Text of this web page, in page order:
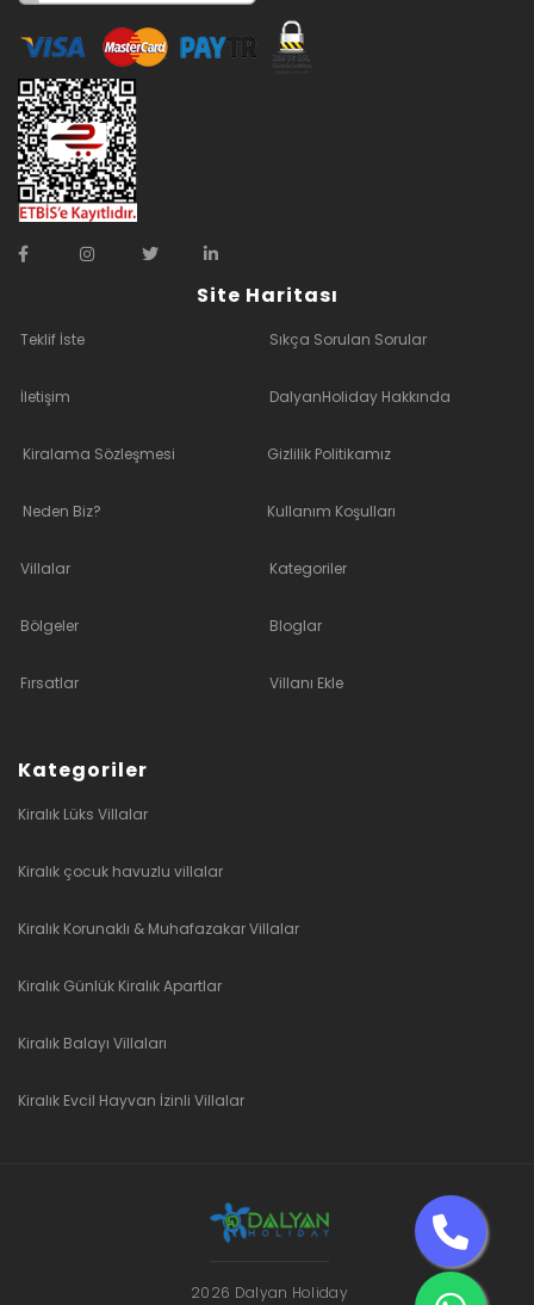
Site Haritası
Teklif İste Sıkça Sorulan Sorular
İletişim DalyanHoliday Hakkında
Kiralama Sözleşmesi Gizlilik Politikamız
Neden Biz? Kullanım Koşulları
Villalar Kategoriler
Bölgeler Bloglar
Fırsatlar Villanı Ekle
Kategoriler
Kiralık Lüks Villalar
Kiralık çocuk havuzlu villalar
Kiralık Korunaklı & Muhafazakar Villalar
Kiralık Günlük Kiralık Apartlar
Kiralık Balayı Villaları
Kiralık Evcil Hayvan İzinli Villalar
2026 Dalyan Holiday